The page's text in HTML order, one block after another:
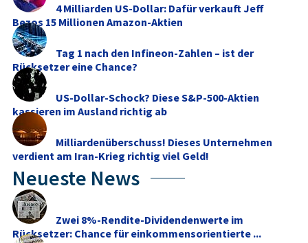
4 Milliarden US-Dollar: Dafür verkauft Jeff
Bezos 15 Millionen Amazon-Aktien
Tag 1 nach den Infineon-Zahlen – ist der
Rücksetzer eine Chance?
US-Dollar-Schock? Diese S&P-500-Aktien
kassieren im Ausland richtig ab
Milliardenüberschuss! Dieses Unternehmen
verdient am Iran-Krieg richtig viel Geld!
Neueste News
Zwei 8%-Rendite-Dividendenwerte im
Rücksetzer: Chance für einkommensorientierte ...